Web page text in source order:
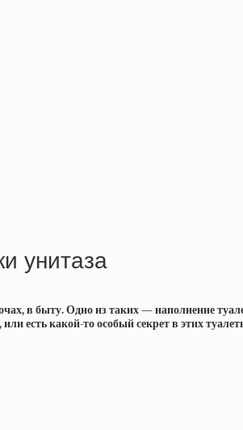
унитаза
в быту. Одно из таких — наполнение
есть какой-то особый секрет в этих